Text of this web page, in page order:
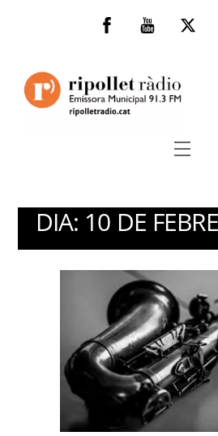
Facebook
You
Menu
DIA: 10 DE